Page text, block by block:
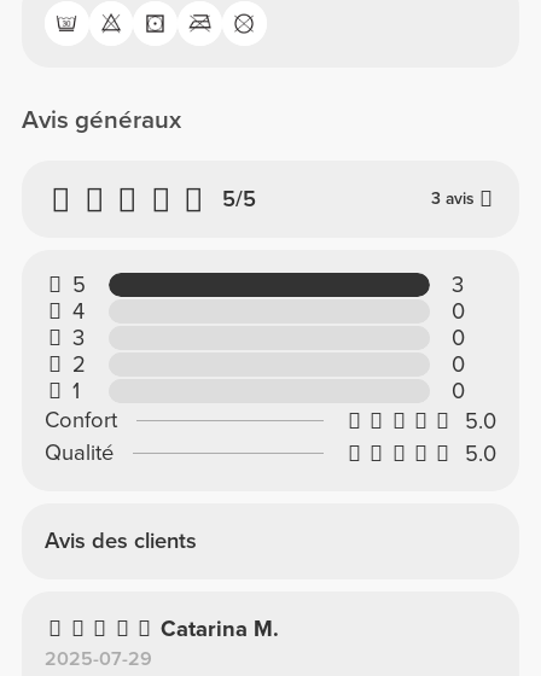
Avis généraux
5/5 3 avis
5
3
4
0
3
0
2
0
1
0
Confort
5.0
Qualité
5.0
Avis des clients
Catarina M.
2025-07-29